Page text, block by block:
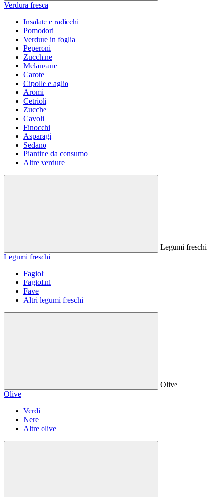
Verdura fresca
Insalate e radicchi
Pomodori
Verdure in foglia
Peperoni
Zucchine
Melanzane
Carote
Cipolle e aglio
Aromi
Cetrioli
Zucche
Cavoli
Finocchi
Asparagi
Sedano
Piantine da consumo
Altre verdure
Legumi freschi
Legumi freschi
Fagioli
Fagiolini
Fave
Altri legumi freschi
Olive
Olive
Verdi
Nere
Altre olive